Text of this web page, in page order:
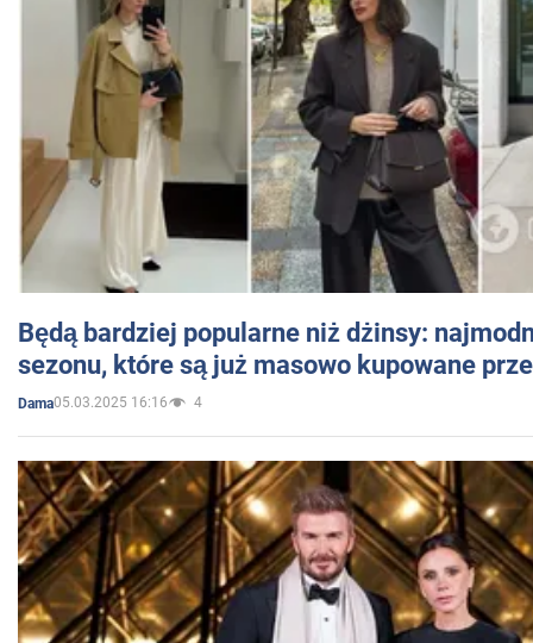
Będą bardziej popularne niż dżinsy:
sezonu, które są już masowo kupowane
Dama05.03.2025 16:16 4